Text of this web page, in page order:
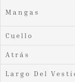
Mangas
Cuello
Atrás
Largo Del